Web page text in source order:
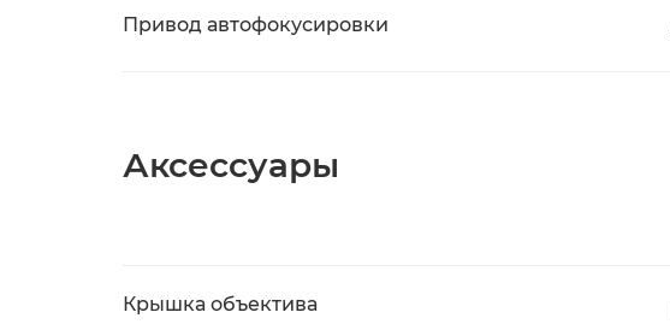
Привод автофокусировки
Аксессуары
Крышка объектива